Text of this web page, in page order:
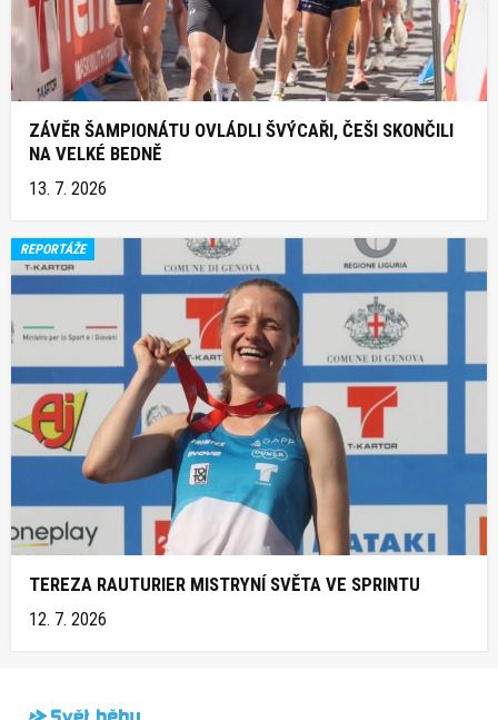
ZÁVĚR ŠAMPIONÁTU OVLÁDLI ŠVÝCAŘI, ČEŠI SKONČILI
NA VELKÉ BEDNĚ
13. 7. 2026
REPORTÁŽE
TEREZA RAUTURIER MISTRYNÍ SVĚTA VE SPRINTU
12. 7. 2026